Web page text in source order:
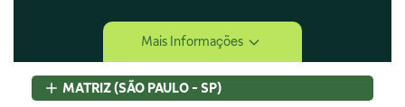
Central de Ajuda
Central de Atendimento
Envio e Entrega
Navegando e Comprando
Mais Informações
MATRIZ (SÃO PAULO - SP)